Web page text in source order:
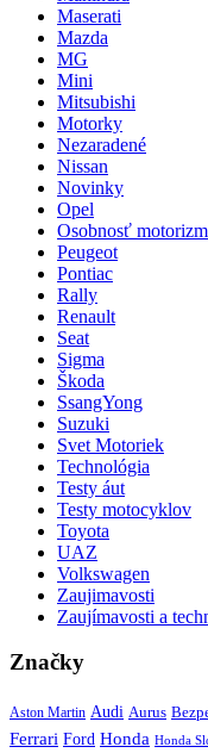
Maserati
Mazda
MG
Mini
Mitsubishi
Motorky
Nezaradené
Nissan
Novinky
Opel
Osobnosť
Peugeot
Pontiac
Rally
Renault
Seat
Sigma
Škoda
SsangYong
Suzuki
Svet Motoriek
Technológia
Testy áut
Testy motocyklov
Toyota
UAZ
Volkswagen
Zaujimavosti
Zaujímavosti a
Značky
Aston Martin Audi Aurus
Ferrari Ford Honda Honda